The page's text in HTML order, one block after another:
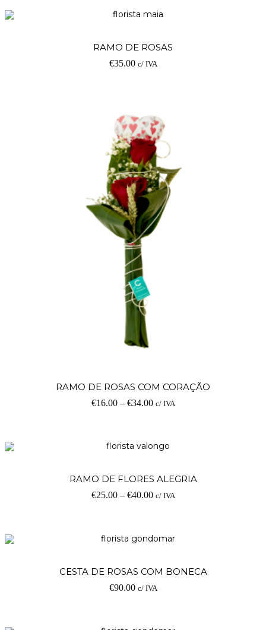
RAMO DE ROSAS
€35.00 c/ IVA
RAMO DE ROSAS COM CORAÇÃO
€16.00– €34.00 c/ IVA
RAMO DE FLORES ALEGRIA
€25.00– €40.00 c/ IVA
CESTA DE ROSAS COM BONECA
€90.00 c/ IVA